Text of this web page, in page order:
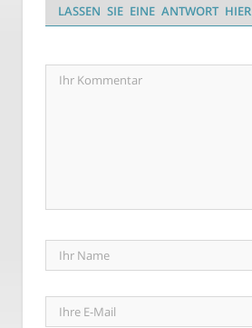
LASSEN SIE EINE ANTWORT HIER